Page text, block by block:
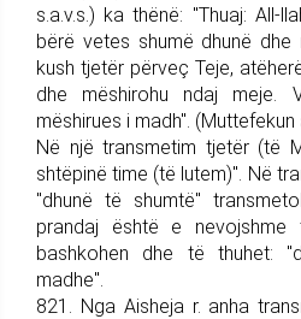
s.a.v.s.) ka thënë: "Thuaj: All-
bërë ve­tes shumë dhunë
kush tjetër përveç Teje,
dhe mëshirohu ndaj
mëshirues i madh". (Muttefekun
Në një transmetim tjetër (të
shtëpinë time (të lutem)". Në
"dhunë të shumtë"
prandaj është e
bashkohen dhe të thuhet:
madhe".
821. Nga Aisheja r. anha